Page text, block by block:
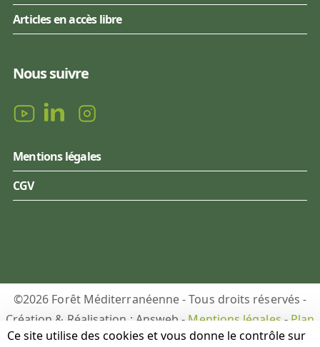
Articles en accès libre
Nous suivre
Mentions légales
CGV
©2026 Forêt Méditerranéenne - Tous droits réservés -
Création & Réalisation : Answeb - Mentions légales - Plan
du site-Gestion des cookies
Ce site utilise des cookies et vous donne le contrôle sur